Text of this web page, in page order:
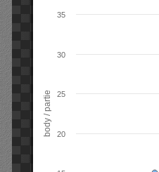
body / partie 20
25
30
35